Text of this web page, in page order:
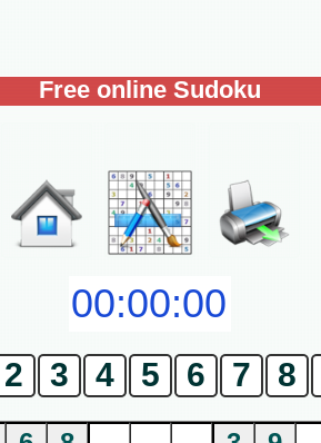
Free online Sudoku
2 3 4 5 6 7 8